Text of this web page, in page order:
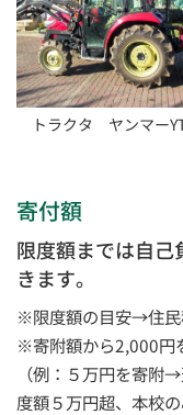
トラクタ ヤンマー
寄付額
限度額までは自己
きます。
※限度額の目安→住
※寄附額から2,000円
（例：５万円を寄
度額５万円超、本校